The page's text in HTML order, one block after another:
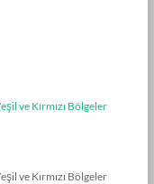
ve Kırmızı Bölgeler
ve Kırmızı Bölgeler